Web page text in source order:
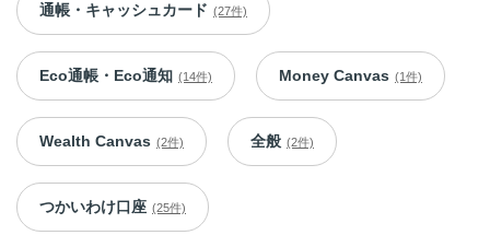
通帳・キャッシュカード (27件)
Eco通帳・Eco通知 (14件) Money Canvas (1件)
Wealth Canvas (2件) 全般 (2件)
つかいわけ口座 (25件)